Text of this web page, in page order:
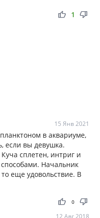
thumb_up thumb_down
1
15 Янв 2021
в аквариуме,
если вы девушка.
сплетен, интриг и
Начальник
еще удовольствие. В
thumb_up thumb_down
0
12 Авг 2018